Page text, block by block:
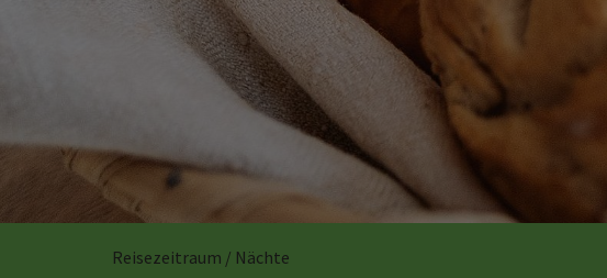
Reisezeitraum / Nächte